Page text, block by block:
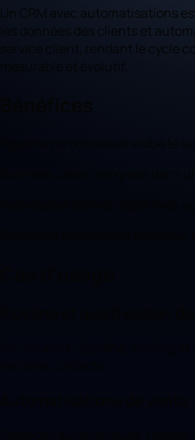
Un CRM avec automatisations
les données des clients et
service client, rendant le cycle
mesurable et évolutif.